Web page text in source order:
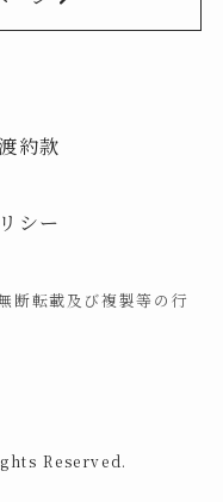
約款
シー
断転載及び複製等の行
Reserved.